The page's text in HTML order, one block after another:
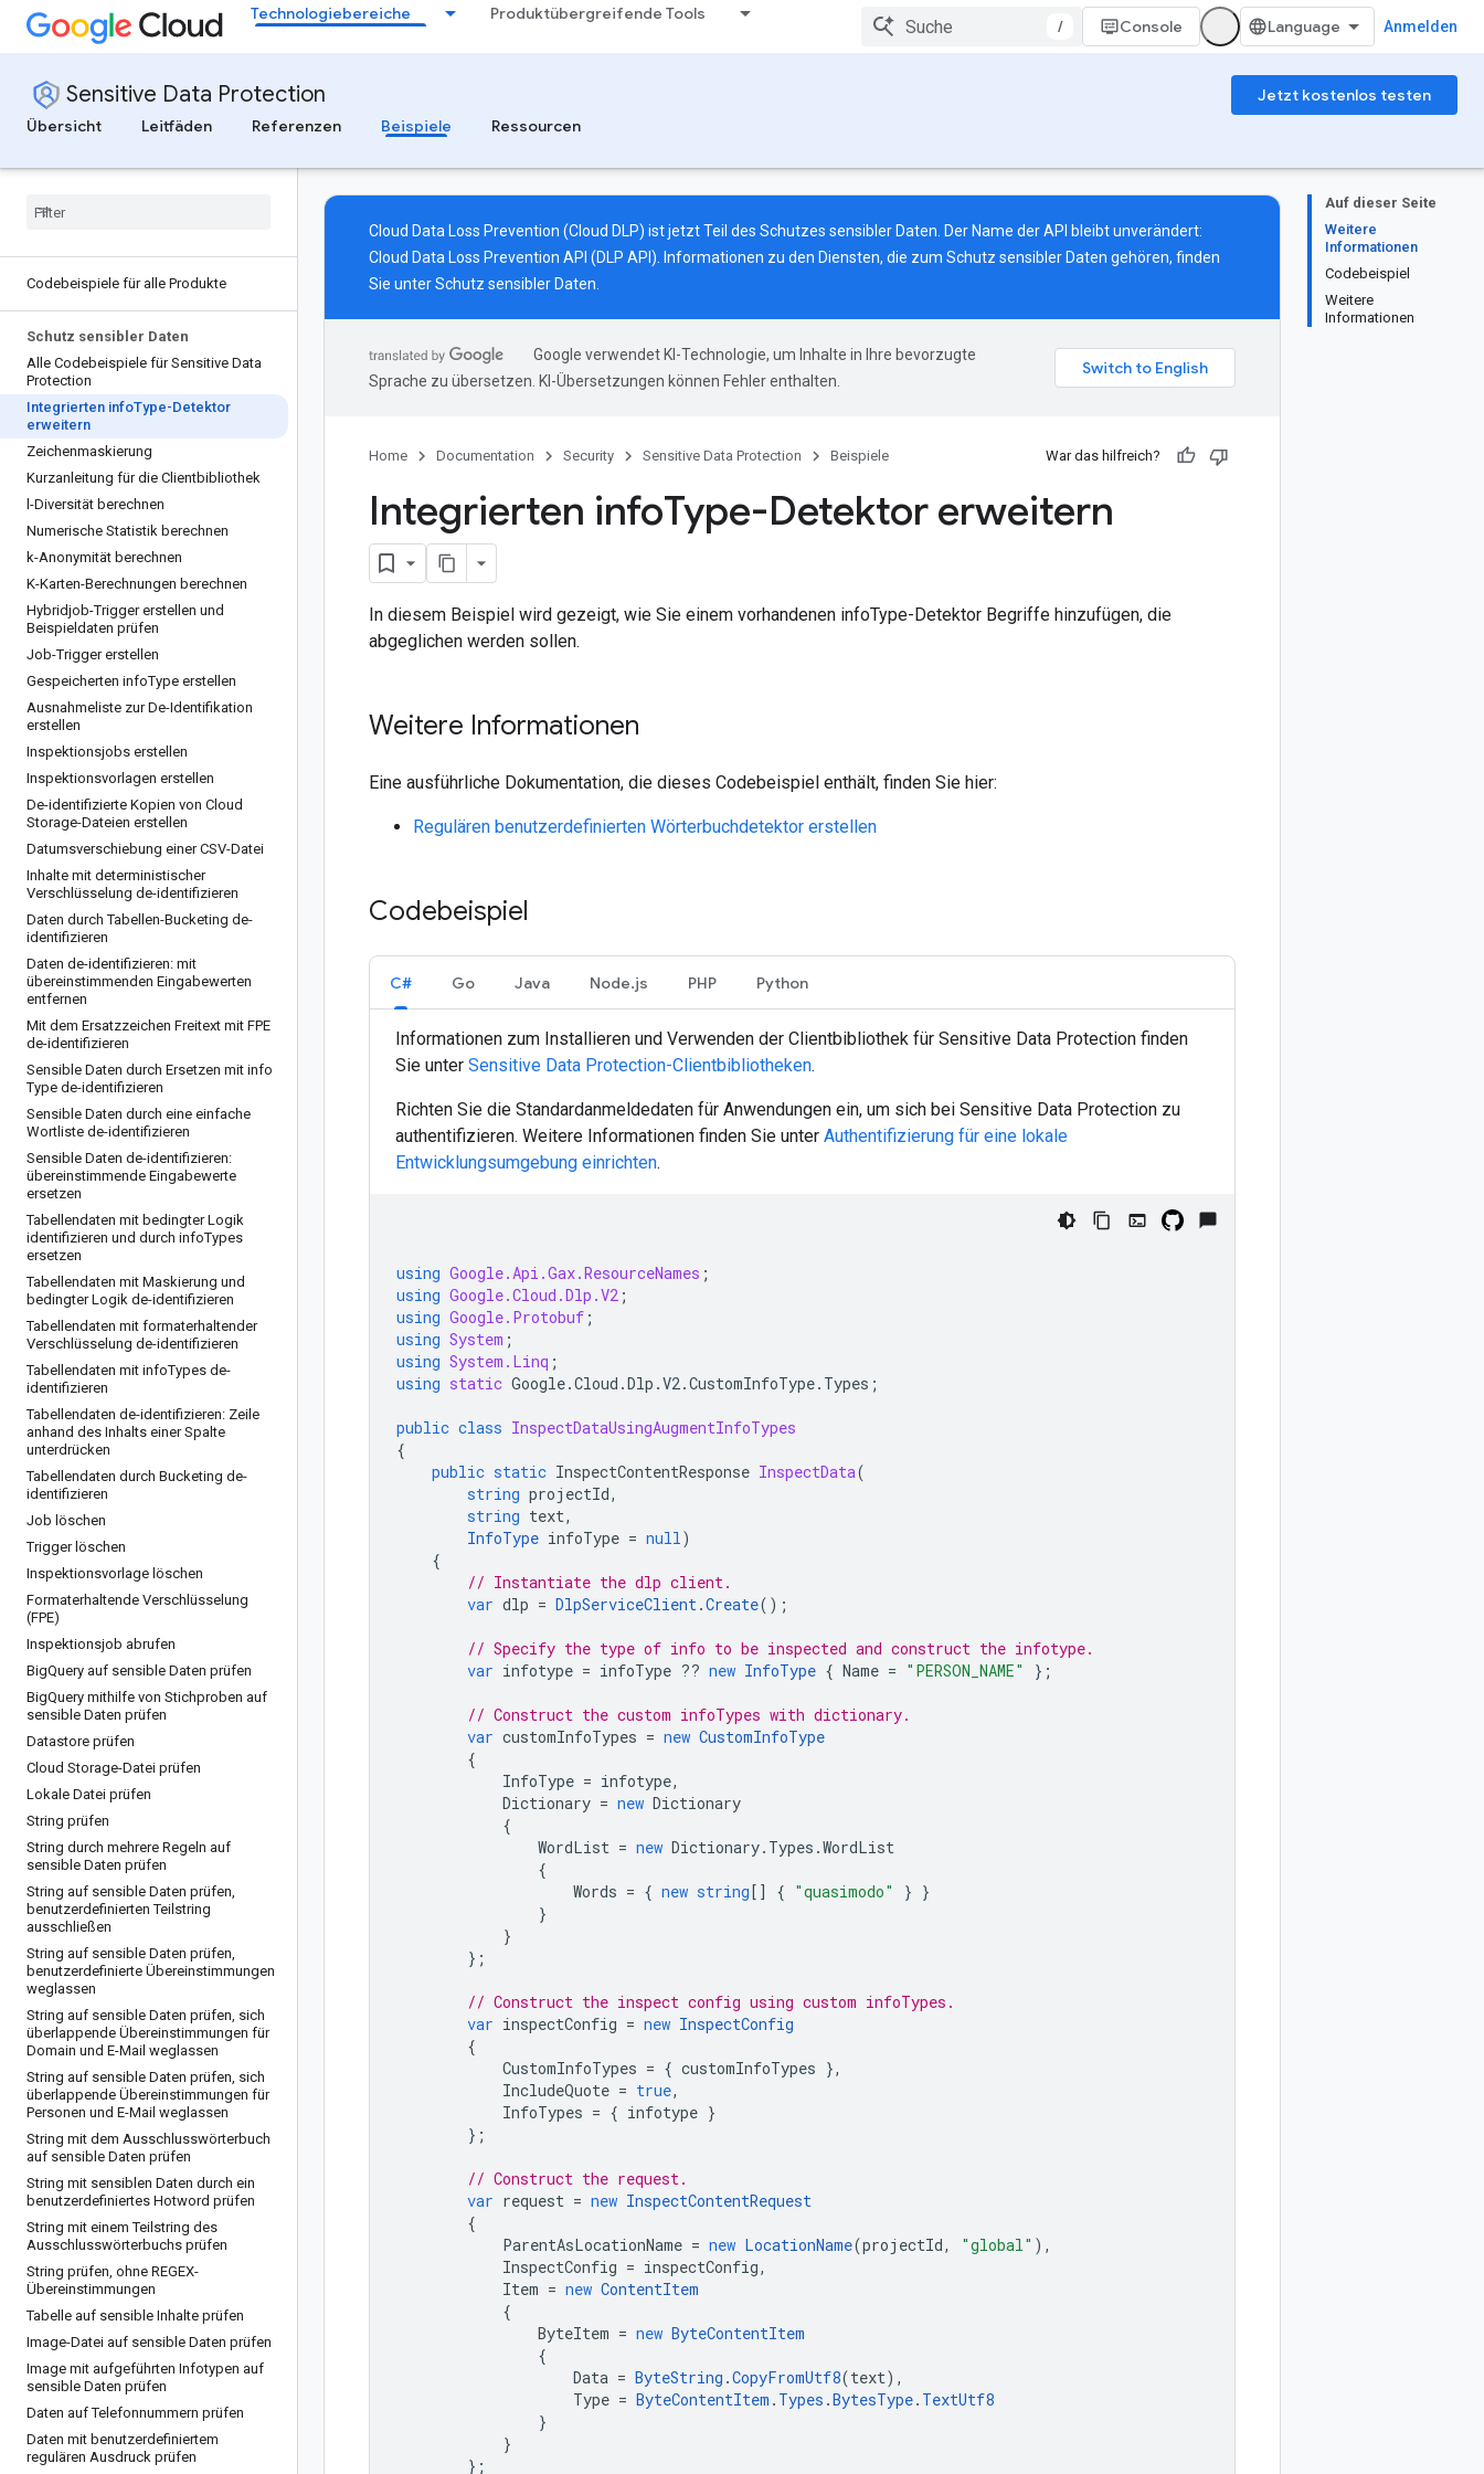
Technologiebereiche Produktübergreifende Tools
/ Console Anmelden
Sensitive Data Protection
Jetzt kostenlos testen
Übersicht
Leitfäden Referenzen Beispiele Ressourcen
Codebeispiele für alle Produkte
Schutz sensibler Daten
Alle Codebeispiele für Sensitive Data
Protection
Integrierten infoType-Detektor
erweitern
Zeichenmaskierung
Kurzanleitung für die Clientbibliothek
l-Diversität berechnen
Numerische Statistik berechnen
k-Anonymität berechnen
K-Karten-Berechnungen berechnen
Hybridjob-Trigger erstellen und
Beispieldaten prüfen
Job-Trigger erstellen
Gespeicherten infoType erstellen
Ausnahmeliste zur De-Identifikation
erstellen
Inspektionsjobs erstellen
Inspektionsvorlagen erstellen
De-identifizierte Kopien von Cloud
Storage-Dateien erstellen
Datumsverschiebung einer CSV-Datei
Inhalte mit deterministischer
Verschlüsselung de-identifizieren
Daten durch Tabellen-Bucketing de-
identifizieren
Daten de-identifizieren: mit
übereinstimmenden Eingabewerten
entfernen
Mit dem Ersatzzeichen Freitext mit FPE
de-identifizieren
Sensible Daten durch Ersetzen mit info
Type de-identifizieren
Sensible Daten durch eine einfache
Wortliste de-identifizieren
Sensible Daten de-identifizieren:
übereinstimmende Eingabewerte
ersetzen
Tabellendaten mit bedingter Logik
identifizieren und durch infoTypes
ersetzen
Tabellendaten mit Maskierung und
bedingter Logik de-identifizieren
Tabellendaten mit formaterhaltender
Verschlüsselung de-identifizieren
Tabellendaten mit infoTypes de-
identifizieren
Tabellendaten de-identifizieren: Zeile
anhand des Inhalts einer Spalte
unterdrücken
Tabellendaten durch Bucketing de-
identifizieren
Job löschen
Trigger löschen
Inspektionsvorlage löschen
Formaterhaltende Verschlüsselung
(FPE)
Inspektionsjob abrufen
BigQuery auf sensible Daten prüfen
BigQuery mithilfe von Stichproben auf
sensible Daten prüfen
Datastore prüfen
Cloud Storage-Datei prüfen
Lokale Datei prüfen
String prüfen
String durch mehrere Regeln auf
sensible Daten prüfen
String auf sensible Daten prüfen,
benutzerdefinierten Teilstring
ausschließen
String auf sensible Daten prüfen,
benutzerdefinierte Übereinstimmungen
weglassen
String auf sensible Daten prüfen, sich
überlappende Übereinstimmungen für
Domain und E-Mail weglassen
String auf sensible Daten prüfen, sich
überlappende Übereinstimmungen für
Personen und E-Mail weglassen
String mit dem Ausschlusswörterbuch
auf sensible Daten prüfen
String mit sensiblen Daten durch ein
benutzerdefiniertes Hotword prüfen
String mit einem Teilstring des
Ausschlusswörterbuchs prüfen
String prüfen, ohne REGEX-
Übereinstimmungen
Tabelle auf sensible Inhalte prüfen
Image-Datei auf sensible Daten prüfen
Image mit aufgeführten Infotypen auf
sensible Daten prüfen
Daten auf Telefonnummern prüfen
Daten mit benutzerdefiniertem
regulären Ausdruck prüfen
Auf dieser Seite
Weitere
Informationen
Codebeispiel
Weitere
Informationen
Cloud Data Loss Prevention (Cloud DLP) ist jetzt Teil des Schutzes sensibler Daten. Der Name der API bleibt unverändert:
Cloud Data Loss Prevention API (DLP API). Informationen zu den Diensten, die zum Schutz sensibler Daten gehören, finden
Sie unterSchutz sensibler Daten
Google verwendet KI-Technologie, um Inhalte in Ihre bevorzugte
Sprache zu übersetzen. KI-Übersetzungen können Fehler enthalten.
Home Documentation Security Sensitive Data Protection Beispiele War das hilfreich?
Integrierten infoType-Detektor erweitern
In diesem Beispiel wird gezeigt, wie Sie einem vorhandenen infoType-Detektor Begriffe hinzufügen, die
abgeglichen werden sollen.
Weitere Informationen
Eine ausführliche Dokumentation, die dieses Codebeispiel enthält, finden Sie hier:
Regulären benutzerdefinierten Wörterbuchdetektor erstellen
Codebeispiel
C# Go Java Node.js PHP Python
Informationen zum Installieren und Verwenden der Clientbibliothek für Sensitive Data Protection finden
Sie unter Sensitive Data Protection-Clientbibliotheken.
Richten Sie die Standardanmeldedaten für Anwendungen ein, um sich bei Sensitive Data Protection zu
authentifizieren. Weitere Informationen finden Sie unter Authentifizierung für eine lokale
Entwicklungsumgebung einrichten.
using Google.Api.Gax.ResourceNames ;
using Google.Cloud.Dlp.V2 ;
using Google.Protobuf ;
using System ;
using System.Linq ;
using static Google.Cloud .Dlp .V2.CustomInfoType. Types ;
public class InspectDataUsingAugmentInfoTypes
{
public static InspectContentResponse InspectData(
string projectId,
string text,
InfoType infoType = null)
{
// Instantiate the dlp client.
var dlp = DlpServiceClient.Create();
// Specify the type of info to be inspected and construct the infotype.
var infotype = infoType ?? new InfoType { Name = "PERSON_NAME" };
// Construct the custom infoTypes with dictionary.
var customInfoTypes = new CustomInfoType
{
InfoType = infotype,
Dictionary = new Dictionary
{
WordList = new Dictionary. Types .WordList
{
Words = { new string[] { "quasimodo" } }
}
}
};
// Construct the inspect config using custom infoTypes.
var inspectConfig = new InspectConfig
{
CustomInfoTypes = { customInfoTypes },
IncludeQuote = true,
InfoTypes = { infotype }
};
// Construct the request.
var request = new InspectContentRequest
{
ParentAsLocationName = new LocationName(projectId, "global" ),
InspectConfig = inspectConfig,
Item = new ContentItem
{
ByteItem = new ByteContentItem
{
Data = ByteString .CopyFromUtf8(text),
Type = ByteContentItem . Types .BytesType. TextUtf8
}
}
};